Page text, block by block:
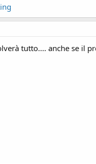
tutto.... anche se il